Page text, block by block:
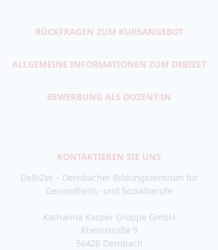
RÜCKFRAGEN ZUM KURSANGEBOT
ALLGEMEINE INFORMATIONEN ZUM DEBIZET
BEWERBUNG ALS DOZENT:IN
KONTAKTIEREN SIE UNS
DeBiZet – Dernbacher Bildungszentrum für
Gesundheits- und Sozialberufe
Katharina Kasper Gruppe GmbH
Rheinstraße 9
56428 Dernbach